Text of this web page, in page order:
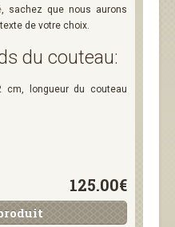
, sachez que nous aurons
de votre choix.
du couteau:
cm, longueur du couteau
125.00€